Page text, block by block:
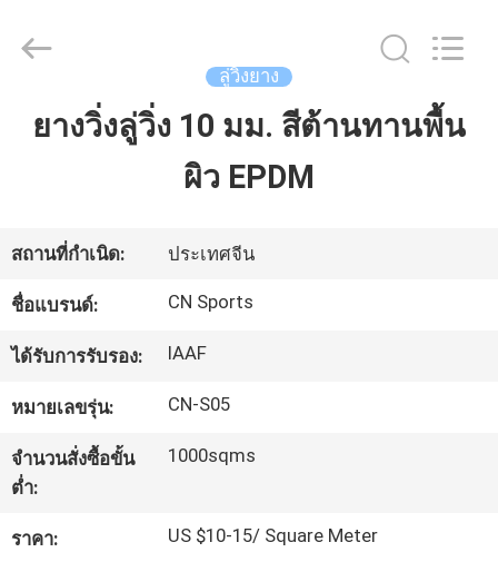
บ้าน
เกี่ยว
กับ
เรา
ทัวร์
โรงงาน
Materials
Reserved.
ลู่วิ่งยาง
ยางวิ่งลู่วิ่ง 10 มม. สีต้านทานพื้น
ผิว EPDM
สถานที่กำเนิด: ประเทศจีน
ชื่อแบรนด์: CN Sports
ได้รับการรับรอง: IAAF
หมายเลขรุ่น: CN-S05
จำนวนสั่งซื้อขั้น
ต่ำ:
1000sqms
ราคา: US $10-15/ Square Meter